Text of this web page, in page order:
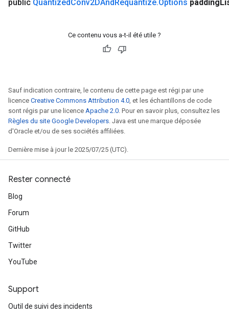
public QuantizedConv2DAndRequantize.Options padding
Ce contenu vous a-t-il été utile ?
Sauf indication contraire, le contenu de cette page est régi par une
licence Creative Commons Attribution 4.0 , et les échantillons de code
sont régis par une licence Apache 2.0 . Pour en savoir plus, consultez les
Règles du site Google Developers . Java est une marque déposée
d'Oracle et/ou de ses sociétés affiliées.
Dernière mise à jour le 2025/07/25 (UTC).
Rester connecté
Blog
Forum
GitHub
Twitter
YouTube
Support
Outil de suivi des incidents